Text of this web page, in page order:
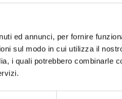
ed annunci, per fornire
sul modo in cui utilizza il
i quali potrebbero combinarle
Per